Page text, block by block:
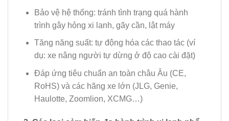
Bảo vệ hệ thống: tránh tình trạng quá hành
trình gây hỏng xi lanh, gãy cần, lật máy
Tăng năng suất: tự động hóa các thao tác (ví
dụ: xe nâng người tự dừng ở độ cao cài đặt)
Đáp ứng tiêu chuẩn an toàn châu Âu (CE,
RoHS) và các hãng xe lớn (JLG, Genie,
Haulotte, Zoomlion, XCMG…)